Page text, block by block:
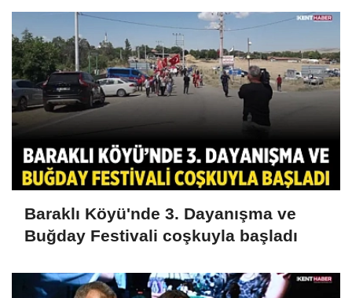
Baraklı Köyü'nde 3. Dayanışma ve
Buğday Festivali coşkuyla başladı